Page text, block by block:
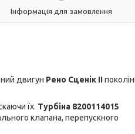
Інформація для замовлення
двигун Рено Сценік II
їх. Турбіна 8200114015
клапана, перепускного